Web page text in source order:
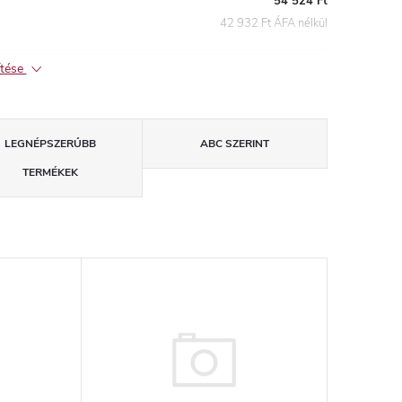
42 932 Ft ÁFA nélkül
LEGNÉPSZERŰBB
TERMÉKEK
ABC SZERINT